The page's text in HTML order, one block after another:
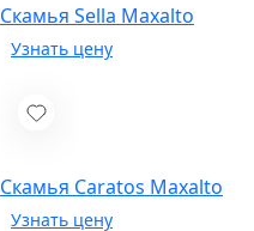
Скамья Sella Maxalto
Скамья Caratos Maxalto